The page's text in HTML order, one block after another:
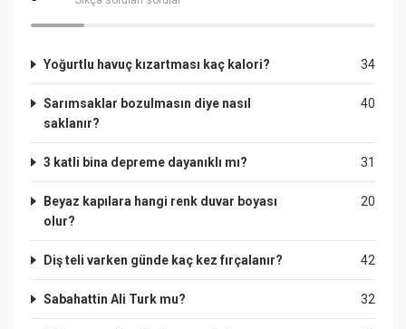
34
Yoğurtlu havuç kızartması kaç kalori?
40
Sarımsaklar bozulmasın diye nasıl
saklanır?
31
3 katli bina depreme dayanıklı mı?
20
Beyaz kapılara hangi renk duvar boyası
olur?
42
Diş teli varken günde kaç kez fırçalanır?
32
Sabahattin Ali Turk mu?